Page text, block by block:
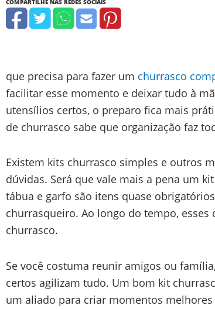
que precisa para fazer um churrasco
facilitar esse momento e deixar tudo à
utensílios certos, o preparo fica mais
de churrasco sabe que organização faz
Existem kits churrasco simples e outros
dúvidas. Será que vale mais a pena um
tábua e garfo são itens quase
churrasqueiro. Ao longo do tempo,
churrasco.
Se você costuma reunir amigos ou
certos agilizam tudo. Um bom kit
um aliado para criar momentos